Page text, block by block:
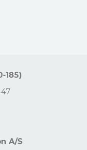
185)
A/S